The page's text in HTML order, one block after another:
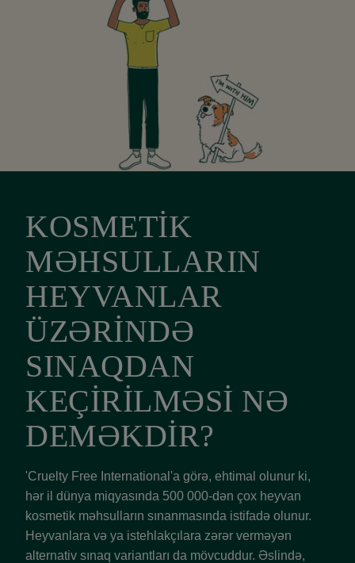
KOSMETİK
MƏHSULLARIN
HEYVANLAR
ÜZƏRİNDƏ
SINAQDAN
KEÇİRİLMƏSİ NƏ
DEMƏKDİR?
'Cruelty Free International'a görə, ehtimal olunur ki,
hər il dünya miqyasında 500 000-dən çox heyvan
kosmetik məhsulların sınanmasında istifadə olunur.
Heyvanlara və ya istehlakçılara zərər verməyən
alternativ sınaq variantları da mövcuddur. Əslində,